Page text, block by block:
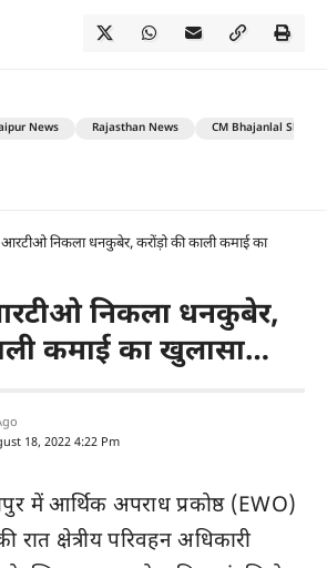
News Rajasthan News CM Bhajanlal
निकला धनकुबेर, करोंड़ो की काली कमाई का
निकला धनकुबेर,
कमाई का खुलासा…
18, 2022 4:22 Pm
में आर्थिक अपराध प्रकोष्ठ (EWO)
रात क्षेत्रीय परिवहन अधिकारी